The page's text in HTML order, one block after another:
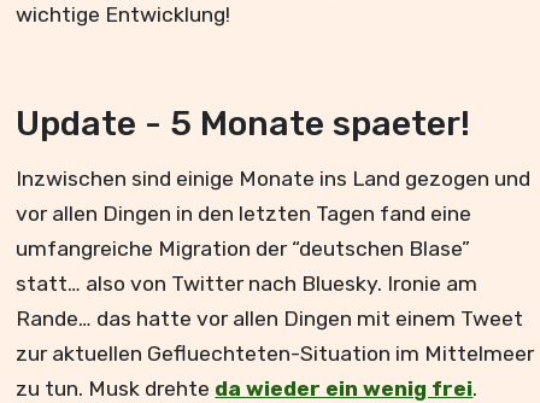
wichtige Entwicklung!
Update - 5 Monate spaeter!
Inzwischen sind einige Monate ins Land gezogen und
vor allen Dingen in den letzten Tagen fand eine
umfangreiche Migration der “deutschen Blase”
statt… also von Twitter nach Bluesky. Ironie am
Rande… das hatte vor allen Dingen mit einem Tweet
zur aktuellen Gefluechteten-Situation im Mittelmeer
zu tun. Musk drehte da wieder ein wenig frei.